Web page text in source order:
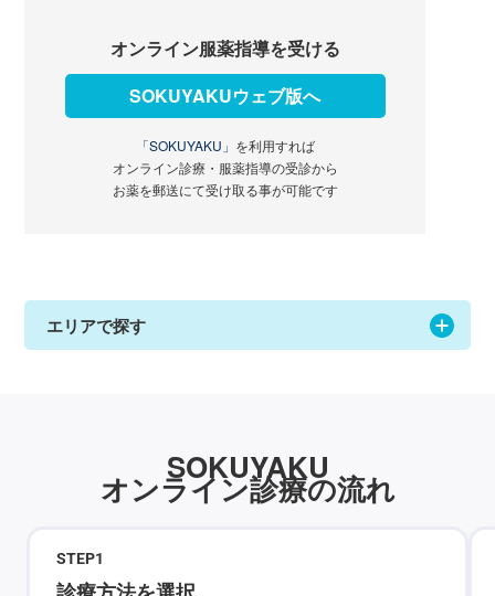
オンライン服薬指導を受ける
SOKUYAKUウェブ版へ
「SOKUYAKU」 を利用すれば
オンライン診療・服薬指導の受診から
お薬を郵送にて受け取る事が可能です
エリアで探す
SOKUYAKU
オンライン診療の流れ
STEP1